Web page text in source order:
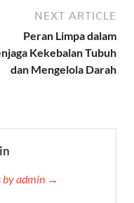
NEXT ARTICLE
Peran Limpa dalam
Kekebalan Tubuh
dan Mengelola Darah
by admin →